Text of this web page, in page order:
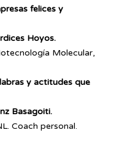
felices y
Hoyos.
Molecular,
y actitudes que
Basagoiti.
Coach personal.